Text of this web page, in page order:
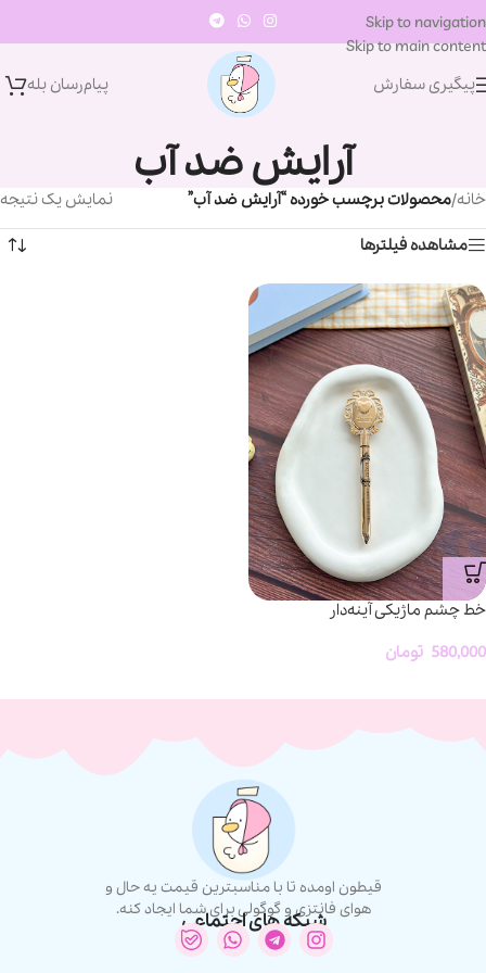
Skip to navigation
Skip to main content
پیگیری سفارش
پیام‌رسان‌ بله
آرایش ضد آب
خانه/محصولات برچسب خورده “آرایش ضد آب” نمایش یک نتیجه
مشاهده فیلترها
خط چشم ماژیکی آینه‌دار
580,000 تومان
قیطون اومده تا با مناسبترین قیمت یه حال و
هوای فانتزی و گوگولی برای شما ایجاد کنه.
شبکه های اجتماعی